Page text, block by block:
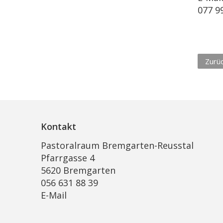
077
Kontakt
Pastoralraum Bremgarten-Reusstal
Pfarrgasse 4
5620 Bremgarten
056 631 88 39
E-Mail